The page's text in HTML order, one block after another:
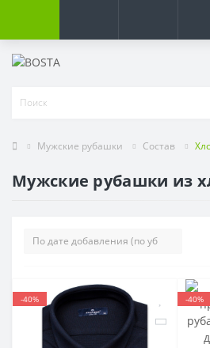
Мужские рубашки Состав
Мужские рубашки из
-40% -40%